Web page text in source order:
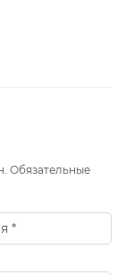
Обязательные